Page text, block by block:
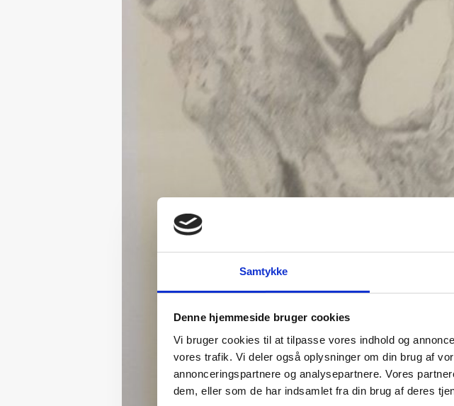
Samtykke
Denne hjemmeside bruger cookies
Vi bruger cookies til at tilpasse vores indhold og
vores trafik. Vi deler også oplysninger om din brug af
annonceringspartnere og analysepartnere. Vores
dem, eller som de har indsamlet fra din brug af deres